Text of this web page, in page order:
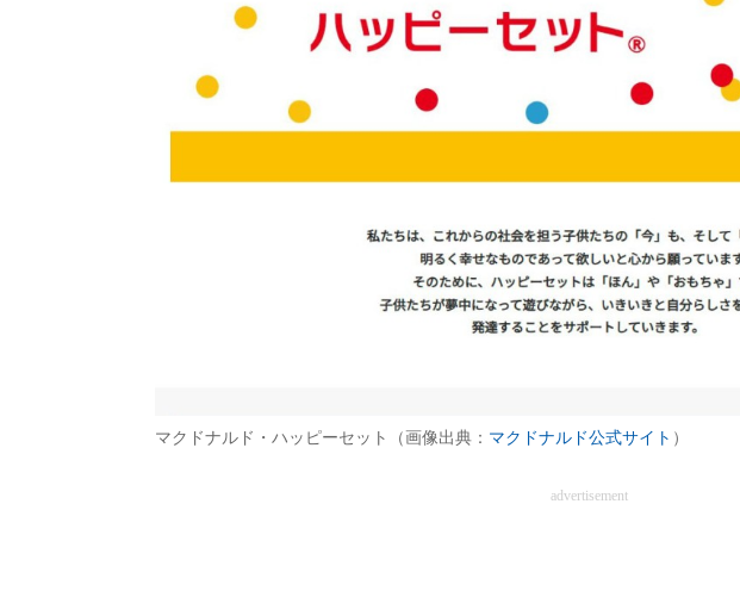
マクドナルド・ハッピーセット（画像出典： マクドナルド公式サイト ）
advertisement